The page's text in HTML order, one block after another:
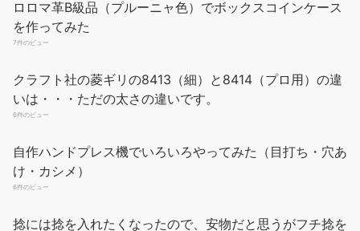
です！レザークラフトのコバ磨きには、この材質が最適と言われ
ています。その木材の持つ自然な堅さが、革によく馴染みツヤを
レザークラフト製作時においてのコバ処理を行う為の仕上げ道
具、通常はケヤキで出来ているものが多いがこの製品は黒檀を使
用。それに比べ、黒檀（エボニー）は、どの革製品にも使用で
日 10:36 GMT +09:00 時点 -詳細はこちら)
Amazon.co.jpで買う
ロロマ革B級品（プルーニャ色）でボックスコインケース
を作ってみた
7件のビュー
クラフト社の菱ギリの8413（細）と8414（プロ用）の違
いは・・・ただの太さの違いです。
6件のビュー
自作ハンドプレス機でいろいろやってみた（目打ち・穴あ
け・カシメ）
6件のビュー
捻には捻を入れたくなったので、安物だと思うがフチ捻を